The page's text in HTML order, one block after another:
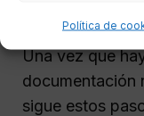
Política de
Una vez que
documentación
sigue estos